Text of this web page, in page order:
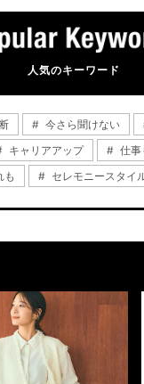
人気のキーワード
今さら聞けない
キャリアアップ
仕事
も
セレモニースタイ